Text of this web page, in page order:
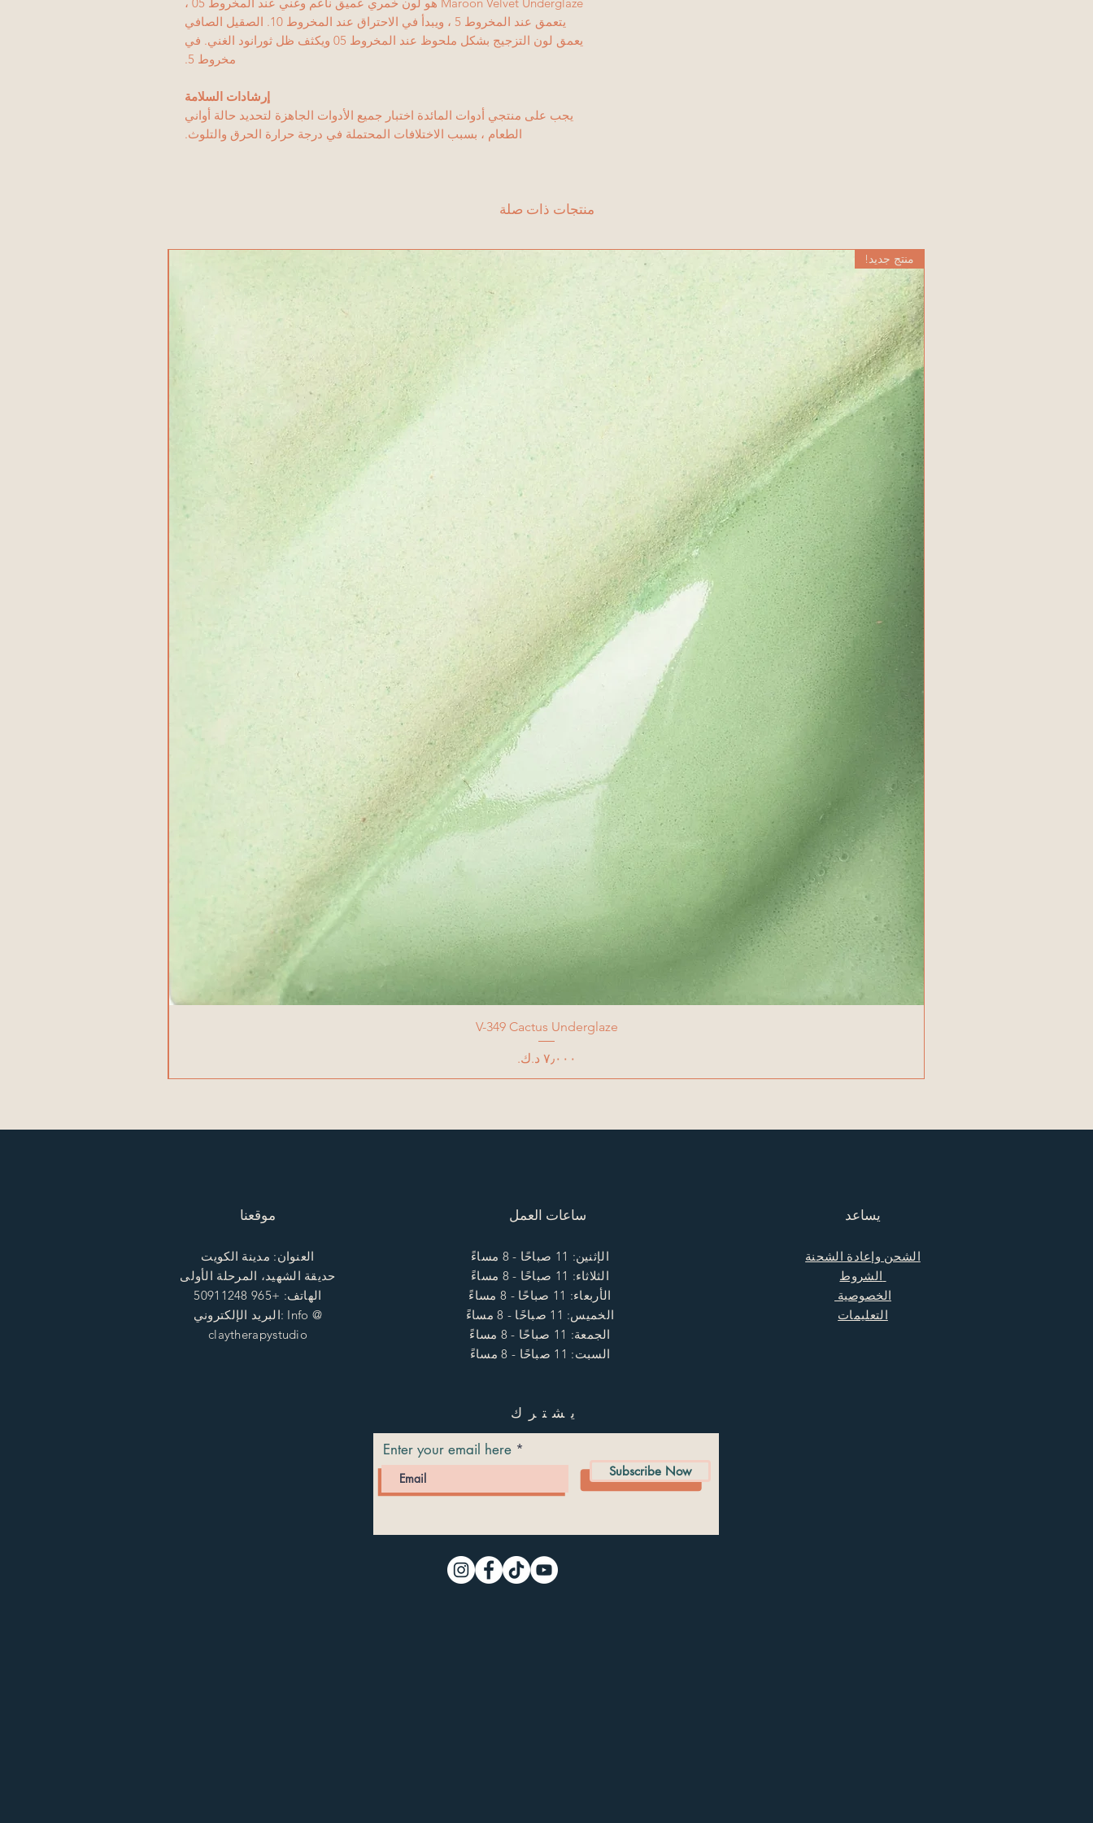
يتعمق عند المخروط 5 ، ويبدأ في الاحتراق عند المخروط 10. الصقيل الصافي
يعمق لون التزجيج بشكل ملحوظ عند المخروط 05 ويكثف ظل ثورانود الغني. في
مخروط 5.
إرشادات السلامة
يجب على منتجي أدوات المائدة اختبار جميع الأدوات الجاهزة لتحديد حالة أواني
الطعام ، بسبب الاختلافات المحتملة في درجة حرارة الحرق والتلوث.
منتجات ذات صلة
منتج جديد!
V-349 Cactus Underglaze
السعر
موقعنا
العنوان: مدينة الكويت
حديقة الشهيد، المرحلة الأولى
الهاتف: +965 50911248
البريد الإلكتروني: Info @
claytherapystudio
ساعات العمل
الإثنين: 11 صباحًا - 8 مساءً
الثلاثاء: 11 صباحًا - 8 مساءً
الأربعاء: 11 صباحًا - 8 مساءً
الخميس: 11 صباحًا - 8 مساءً
الجمعة: 11 صباحًا - 8 مساءً
السبت: 11 صباحًا - 8 مساءً
يساعد
الشحن وإعادة الشحنة
الخصوصية
التعليمات
يشترك
Enter your email here
Subscribe Now